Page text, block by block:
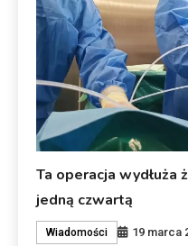
Ta operacja wydłuża
jedną czwartą
Wiadomości 19 marca